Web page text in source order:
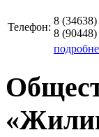
Телефон:
8 (34638)
8 (90448)